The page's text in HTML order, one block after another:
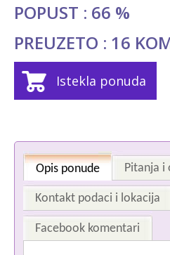
POPUST : 66 %
PREUZETO : 16
Istekla ponuda
Opis ponude Pitanja i
Kontakt podaci i lokacija
Facebook komentari